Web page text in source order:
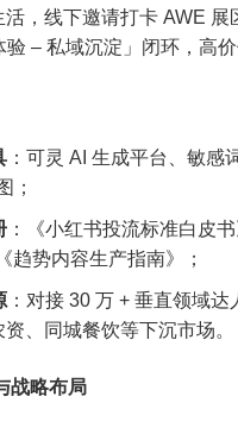
活，线下邀请打卡 AWE 展
验 – 私域沉淀」闭环，高
：可灵 AI 生成平台、敏感
；
：《小红书投流标准白皮
趋势内容生产指南》；
：对接 30 万 + 垂直领域
、同城餐饮等下沉市场。
战略布局